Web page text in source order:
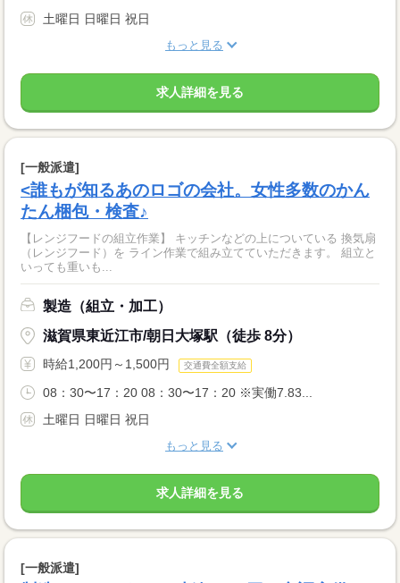
土曜日 日曜日 祝日
もっと見る
求人詳細を見る
[一般派遣]
<誰もが知るあのロゴの会社。女性多数のかん
たん梱包・検査♪
【レンジフードの組立作業】 キッチンなどの上についている 換気扇
（レンジフード）を ライン作業で組み立てていただきます。 組立と
いっても重いも...
製造（組立・加工）
滋賀県東近江市/朝日大塚駅（徒歩 8分）
時給1,200円～1,500円 交通費全額支給
08：30〜17：20 08：30〜17：20 ※実働7.83...
土曜日 日曜日 祝日
もっと見る
求人詳細を見る
[一般派遣]